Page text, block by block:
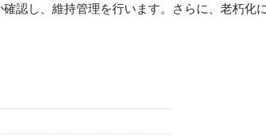
認し、維持管理を行います。さらに、老朽化